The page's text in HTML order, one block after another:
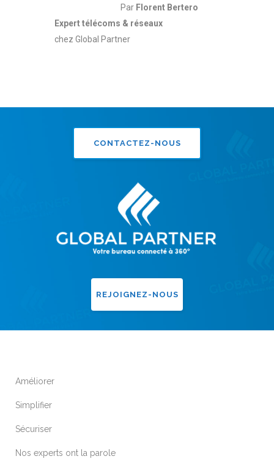
Par Florent Bertero
Expert télécoms & réseaux
chez Global Partner
CONTACTEZ-NOUS
REJOIGNEZ-NOUS
Améliorer
Simplifier
Sécuriser
Nos experts ont la parole